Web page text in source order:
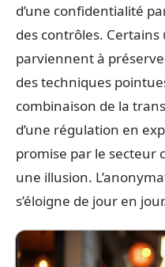
d’une confidentialité
des contrôles.
parviennent à
des techniques
combinaison de la
d’une régulation en
promise par le secteur
une illusion.
s’éloigne de jour en